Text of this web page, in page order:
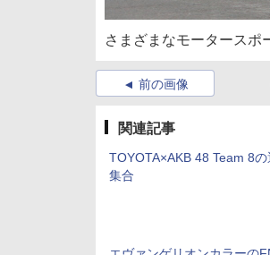
さまざまなモータースポ
前の画像
関連記事
TOYOTA×AKB 48 Team 8
集合